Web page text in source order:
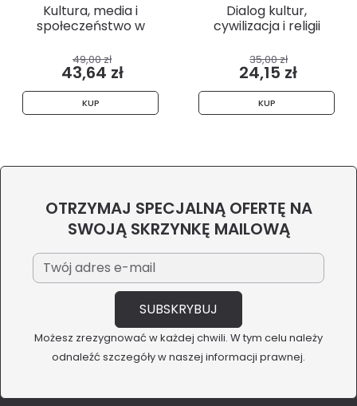
Kultura, media i
społeczeństwo w
49,00 zł
43,64 zł
KUP
Dialog kultur,
cywilizacja i religii
35,00 zł
24,15 zł
KUP
OTRZYMAJ SPECJALNĄ OFERTĘ NA
SWOJĄ SKRZYNKĘ MAILOWĄ
Możesz zrezygnować w każdej chwili. W tym celu należy
odnaleźć szczegóły w naszej informacji prawnej.